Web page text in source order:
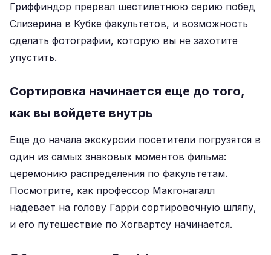
Гриффиндор прервал шестилетнюю серию побед
Слизерина в Кубке факультетов, и возможность
сделать фотографии, которую вы не захотите
упустить.
Сортировка начинается еще до того,
как вы войдете внутрь
Еще до начала экскурсии посетители погрузятся в
один из самых знаковых моментов фильма:
церемонию распределения по факультетам.
Посмотрите, как профессор Макгонагалл
надевает на голову Гарри сортировочную шляпу,
и его путешествие по Хогвартсу начинается.